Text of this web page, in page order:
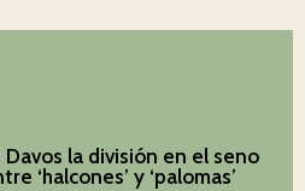
la división en el seno
‘halcones’ y ‘palomas’